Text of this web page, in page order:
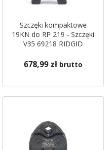
Szczęki kompaktowe
19KN do RP 219 - Szczęki
V35 69218 RIDGID
678,99 zł brutto